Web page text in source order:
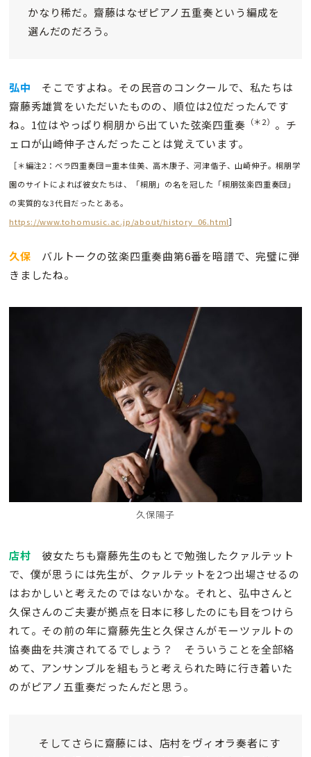
かなり稀だ。齋藤はなぜピアノ五重奏という編成を
選んだのだろう。
弘中 そこですよね。その民音のコンクールで、私たちは
齋藤秀雄賞をいただいたものの、順位は2位だったんです
ね。1位はやっぱり桐朋から出ていた弦楽四重奏 （＊2） 。チ
ェロが山崎伸子さんだったことは覚えています。
［＊編注2：ベラ四重奏団＝重本佳美、高木康子、河津偕子、山崎伸子。桐朋学
園のサイトによれば彼女たちは、「桐朋」の名を冠した「桐朋弦楽四重奏団」
の実質的な3代目だったとある。
https://www.tohomusic.ac.jp/about/history_06.html］
久保 バルトークの弦楽四重奏曲第6番を暗譜で、完璧に弾
きましたね。
久保陽子
店村 彼女たちも齋藤先生のもとで勉強したクァルテット
で、僕が思うには先生が、クァルテットを2つ出場させるの
はおかしいと考えたのではないかな。それと、弘中さんと
久保さんのご夫妻が拠点を日本に移したのにも目をつけら
れて。その前の年に齋藤先生と久保さんがモーツァルトの
協奏曲を共演されてるでしょう？ そういうことを全部絡
めて、アンサンブルを組もうと考えられた時に行き着いた
のがピアノ五重奏だったんだと思う。
そしてさらに齋藤には、店村をヴィオラ奏者にす